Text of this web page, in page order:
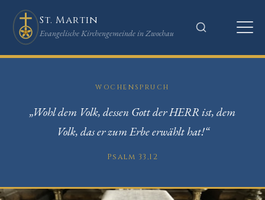
St. Martin
Evangelische Kirchengemeinde in Zwochau
WOCHENSPRUCH
„Wohl dem Volk, dessen Gott der HERR ist, dem
Volk, das er zum Erbe erwählt hat!“
Psalm 33,12